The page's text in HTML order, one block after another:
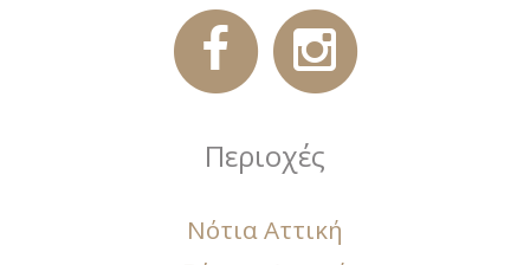
Περιοχές
Νότια Αττική